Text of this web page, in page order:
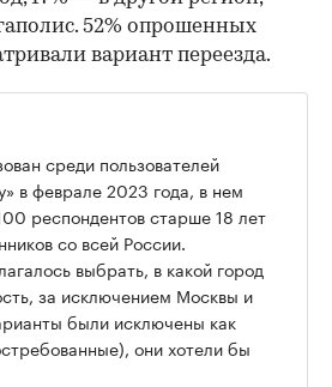
52% опрошенных
вариант переезда.
среди пользователей
в феврале 2023 года, в нем
респондентов старше 18 лет
со всей России.
выбрать, в какой город
за исключением Москвы и
были исключены как
они хотели бы